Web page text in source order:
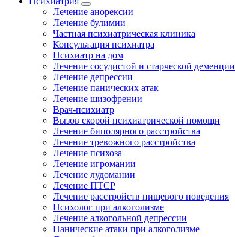
Лечение анорексии
Лечение булимии
Частная психиатрическая клиника
Консультация психиатра
Психиатр на дом
Лечение сосудистой и старческой деменции
Лечение депрессии
Лечение панических атак
Лечение шизофрении
Врач-психиатр
Вызов скорой психиатрической помощи
Лечение биполярного расстройства
Лечение тревожного расстройства
Лечение психоза
Лечение игромании
Лечение лудомании
Лечение ПТСР
Лечение расстройств пищевого поведения
Психолог при алкоголизме
Лечение алкогольной депрессии
Панические атаки при алкоголизме